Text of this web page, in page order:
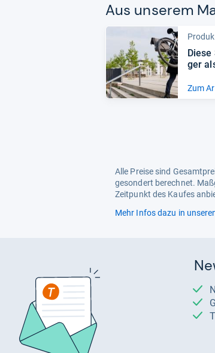
Aus unse­rem
ger
Zum
Alle Preise sind
gesondert berechnet.
Zeitpunkt des Kaufes
Mehr Infos dazu in